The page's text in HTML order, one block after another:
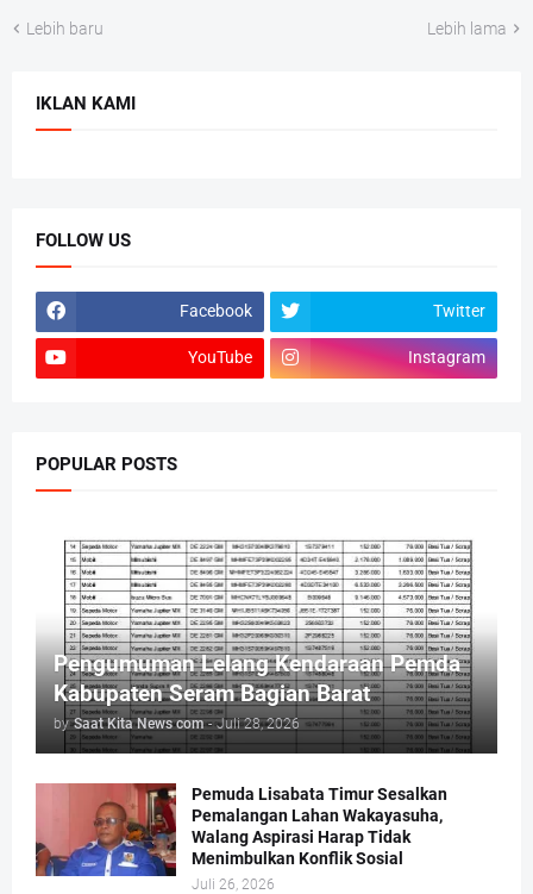
Lebih baru Lebih lama
IKLAN KAMI
FOLLOW US
Facebook Twitter
YouTube Instagram
POPULAR POSTS
Pengumuman Lelang Kendaraan Pemda
Kabupaten Seram Bagian Barat
by Saat Kita News com - Juli 28, 2026
Pemuda Lisabata Timur Sesalkan
Pemalangan Lahan Wakayasuha,
Walang Aspirasi Harap Tidak
Menimbulkan Konflik Sosial
Juli 26, 2026